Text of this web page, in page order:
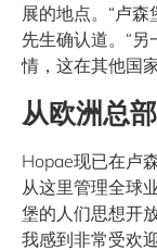
展的地点。“卢
先生确认道。“
情，这在其他国
从欧洲总
Hopae现已在卢
从这里管理全球
堡的人们思想开
我感到非常受欢